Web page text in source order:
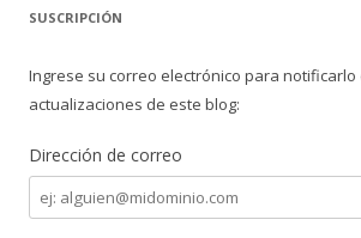
SUSCRIPCIÓN
Ingrese su correo electrónico para notificarlo
actualizaciones de este blog:
Dirección de correo
Dirección
de
correo